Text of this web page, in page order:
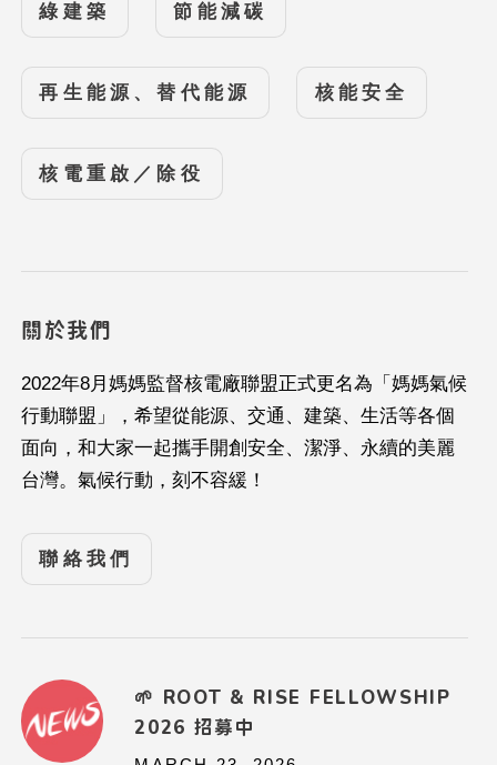
綠建築 節能減碳
再生能源、替代能源 核能安全
核電重啟／除役
關於我們
2022年8月媽媽監督核電廠聯盟正式更名為「媽媽氣候
行動聯盟」，希望從能源、交通、建築、生活等各個
面向，和大家一起攜手開創安全、潔淨、永續的美麗
台灣。氣候行動，刻不容緩！
聯絡我們
🌱 ROOT & RISE FELLOWSHIP
2026 招募中